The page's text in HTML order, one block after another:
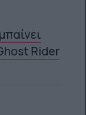
Rider